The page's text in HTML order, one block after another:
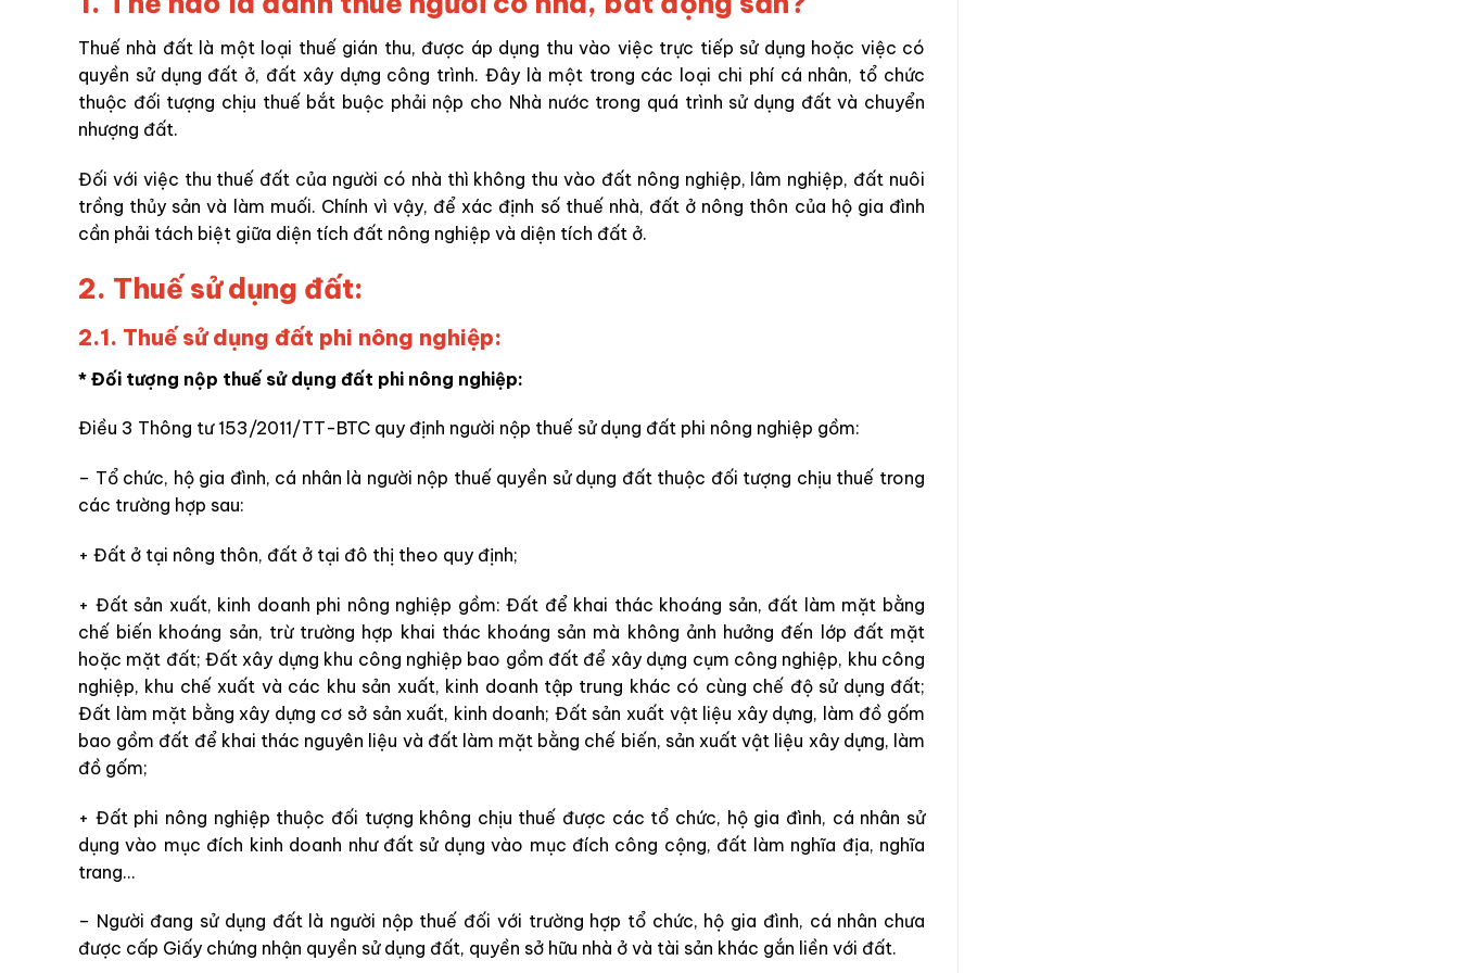
Thuế nhà đất là một loại thuế gián thu, được áp dụng thu vào việc trực tiếp sử dụng hoặc việc có
quyền sử dụng đất ở, đất xây dựng công trình. Đây là một trong các loại chi phí cá nhân, tổ chức
thuộc đối tượng chịu thuế bắt buộc phải nộp cho Nhà nước trong quá trình sử dụng đất và chuyển
nhượng đất.
Đối với việc thu thuế đất của người có nhà thì không thu vào đất nông nghiệp, lâm nghiệp, đất nuôi
trồng thủy sản và làm muối. Chính vì vậy, để xác định số thuế nhà, đất ở nông thôn của hộ gia đình
cần phải tách biệt giữa diện tích đất nông nghiệp và diện tích đất ở.
2. Thuế sử dụng đất:
2.1. Thuế sử dụng đất phi nông nghiệp:
* Đối tượng nộp thuế sử dụng đất phi nông nghiệp:
Điều 3 Thông tư 153/2011/TT-BTC quy định người nộp thuế sử dụng đất phi nông nghiệp gồm:
– Tổ chức, hộ gia đình, cá nhân là người nộp thuế quyền sử dụng đất thuộc đối tượng chịu thuế trong
các trường hợp sau:
+ Đất ở tại nông thôn, đất ở tại đô thị theo quy định;
+ Đất sản xuất, kinh doanh phi nông nghiệp gồm: Đất để khai thác khoáng sản, đất làm mặt bằng
chế biến khoáng sản, trừ trường hợp khai thác khoáng sản mà không ảnh hưởng đến lớp đất mặt
hoặc mặt đất; Đất xây dựng khu công nghiệp bao gồm đất để xây dựng cụm công nghiệp, khu công
nghiệp, khu chế xuất và các khu sản xuất, kinh doanh tập trung khác có cùng chế độ sử dụng đất;
Đất làm mặt bằng xây dựng cơ sở sản xuất, kinh doanh; Đất sản xuất vật liệu xây dựng, làm đồ gốm
bao gồm đất để khai thác nguyên liệu và đất làm mặt bằng chế biến, sản xuất vật liệu xây dựng, làm
đồ gốm;
+ Đất phi nông nghiệp thuộc đối tượng không chịu thuế được các tổ chức, hộ gia đình, cá nhân sử
dụng vào mục đích kinh doanh như đất sử dụng vào mục đích công cộng, đất làm nghĩa địa, nghĩa
trang…
– Người đang sử dụng đất là người nộp thuế đối với trường hợp tổ chức, hộ gia đình, cá nhân chưa
được cấp Giấy chứng nhận quyền sử dụng đất, quyền sở hữu nhà ở và tài sản khác gắn liền với đất.